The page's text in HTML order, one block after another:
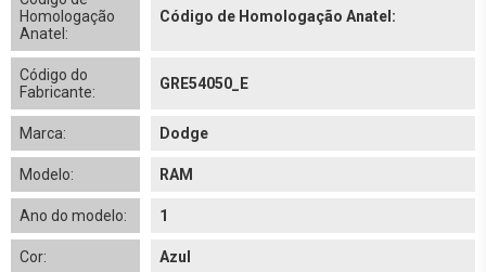
Homologação
Anatel:
Código de Homologação Anatel:
Código do
Fabricante:
GRE54050_E
Marca: Dodge
Modelo: RAM
Ano do modelo: 1
Cor: Azul